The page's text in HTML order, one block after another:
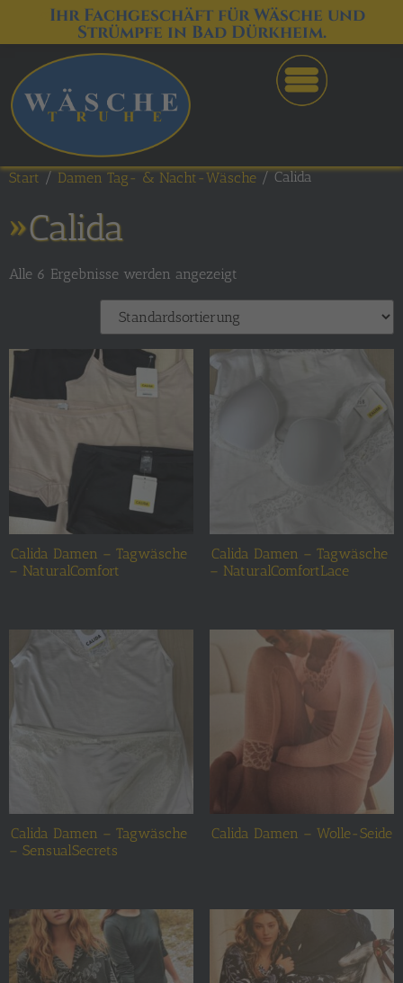
Ihr Fachgeschäft für Wäsche und
Strümpfe in Bad Dürkheim.
Start / Damen Tag- & Nacht-Wäsche / Calida
Calida
Alle 6 Ergebnisse werden angezeigt
Calida Damen – Tagwäsche
– NaturalComfort
Calida Damen – Tagwäsche
– NaturalComfortLace
Calida Damen – Tagwäsche
– SensualSecrets
Calida Damen – Wolle-Seide